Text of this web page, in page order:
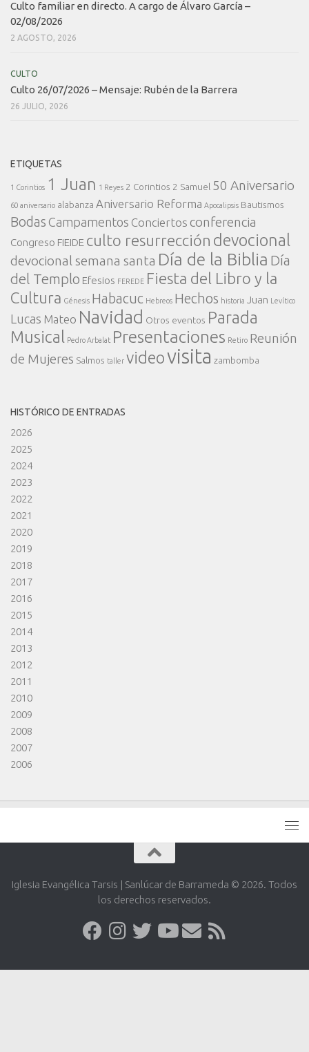
Culto familiar en directo. A cargo de Álvaro García –
02/08/2026
2 AGOSTO, 2026
CULTO
Culto 26/07/2026 – Mensaje: Rubén de la Barrera
26 JULIO, 2026
ETIQUETAS
1 Corintios 1 Juan 1 Reyes 2 Corintios 2 Samuel 50 Aniversario
60 aniversario alabanza Aniversario Reforma Apocalipsis Bautismos
Bodas Campamentos Conciertos conferencia
Congreso FIEIDE culto resurrección devocional
devocional semana santa Día de la Biblia Día
del Templo Efesios FEREDE Fiesta del Libro y la
Cultura Génesis Habacuc Hebreos Hechos historia Juan Levítico
Lucas Mateo Navidad Otros eventos Parada
Musical
Pedro Arbalat Presentaciones Retiro Reunión
de Mujeres Salmos taller videovisita zambomba
HISTÓRICO DE ENTRADAS
2026
2025
2024
2023
2022
2021
2020
2019
2018
2017
2016
2015
2014
2013
2012
2011
2010
2009
2008
2007
2006
Iglesia Evangélica Tarsis | Sanlúcar de Barrameda © 2026. Todos
los derechos reservados.